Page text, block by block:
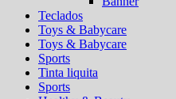
Teclados
Toys & Babycare
Toys & Babycare
Sports
Tinta liquita
Sports